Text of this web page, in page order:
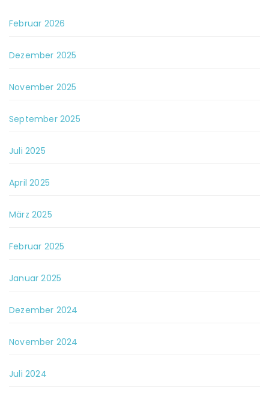
Februar 2026
Dezember 2025
November 2025
September 2025
Juli 2025
April 2025
März 2025
Februar 2025
Januar 2025
Dezember 2024
November 2024
Juli 2024